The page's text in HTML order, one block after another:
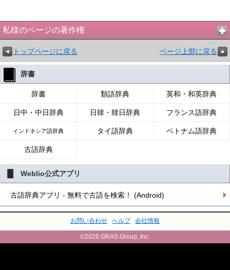
私様のページの著作権
トップページに戻る ページ上部に戻る
辞書
辞書 類語辞典 英和・和英辞典
日中・中日辞典 日韓・韓日辞典 フランス語辞典
インドネシア語辞典 タイ語辞典 ベトナム語辞典
古語辞典
Weblio公式アプリ
古語辞典アプリ - 無料で古語を検索！ (Android)
お問い合わせ ヘルプ 会社情報
©2026 GRAS Group, Inc.